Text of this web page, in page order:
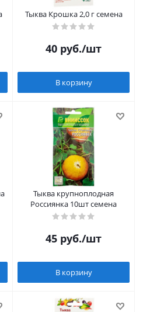
Тыква Крошка 2,0 г семена
40 руб./шт
В корзину
Тыква крупноплодная
Россиянка 10шт семена
45 руб./шт
В корзину